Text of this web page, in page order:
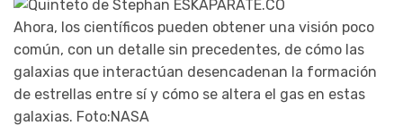
Ahora, los científicos pueden obtener una visión poco
común, con un detalle sin precedentes, de cómo las
galaxias que interactúan desencadenan la formación
de estrellas entre sí y cómo se altera el gas en estas
galaxias. Foto:NASA